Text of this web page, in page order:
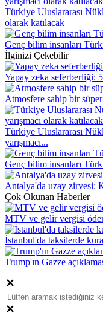
Türkiye Uluslararası
olarak katılacak
Genç bilim insanları
İlginizi Çekebilir
Yapay zeka seferberliği:
Atmosfere sahip bir
Türkiye Uluslararası
yarışmacı...
Genç bilim insanları
Antalya'da uzay zirvesi:
Çok Okunan Haberler
MTV ve gelir vergisi
İstanbul'da taksilerde
Trump'ın Gazze